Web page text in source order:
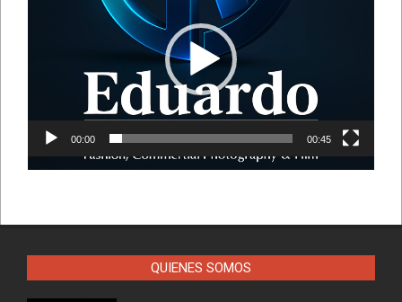
00:00 00:45
QUIENES SOMOS